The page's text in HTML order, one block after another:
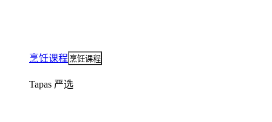
烹饪课程 烹饪课程
Tapas 严选